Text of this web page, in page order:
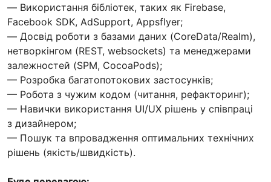
— Використання бібліотек, таких як Firebase,
Facebook SDK, AdSupport, Appsflyer;
— Досвід роботи з базами даних (CoreData/Realm),
нетворкінгом (REST, websockets) та менеджерами
залежностей (SPM, CocoaPods);
— Розробка багатопотокових застосунків;
— Робота з чужим кодом (читання, рефакторинг);
— Навички використання UI/UX рішень у співпраці
з дизайнером;
— Пошук та впровадження оптимальних технічних
рішень (якість/швидкість).